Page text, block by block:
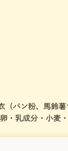
（パン粉、馬鈴
・乳成分・小麦・